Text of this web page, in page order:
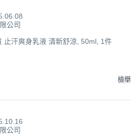
公司
止汗爽身乳液 清新舒涼, 50ml, 1件
檢舉
公司